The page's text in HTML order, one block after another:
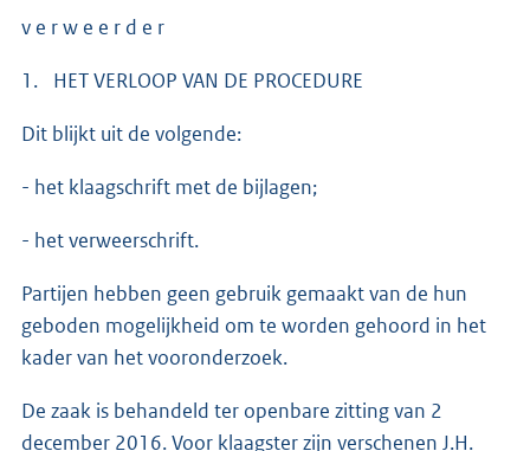
v e r w e e r d e r
1. HET VERLOOP VAN DE PROCEDURE
Dit blijkt uit de volgende:
- het klaagschrift met de bijlagen;
- het verweerschrift.
Partijen hebben geen gebruik gemaakt van de hun
geboden mogelijkheid om te worden gehoord in het
kader van het vooronderzoek.
De zaak is behandeld ter openbare zitting van 2
december 2016. Voor klaagster zijn verschenen J.H.